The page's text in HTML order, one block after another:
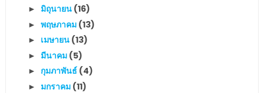
► มิถุนายน (16)
► พฤษภาคม (13)
► เมษายน (13)
► มีนาคม (5)
► กุมภาพันธ์ (4)
► มกราคม (11)